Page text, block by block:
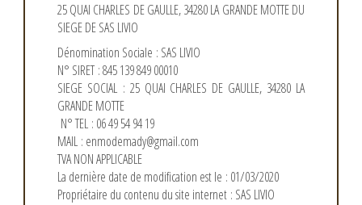
25 QUAI CHARLES DE GAULLE, 34280 LA GRANDE MOTTE DU
SIEGE DE SAS LIVIO
Dénomination Sociale : SAS LIVIO
N° SIRET : 845 139 849 00010
SIEGE SOCIAL : 25 QUAI CHARLES DE GAULLE, 34280 LA
GRANDE MOTTE
N° TEL : 06 49 54 94 19
MAIL : enmodemady@gmail.com
TVA NON APPLICABLE
La dernière date de modification est le : 01/03/2020
Propriétaire du contenu du site internet : SAS LIVIO